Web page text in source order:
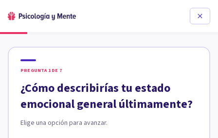
PREGUNTA 1 DE 7
¿Cómo describirías tu estado
emocional general últimamente?
Elige una opción para avanzar.